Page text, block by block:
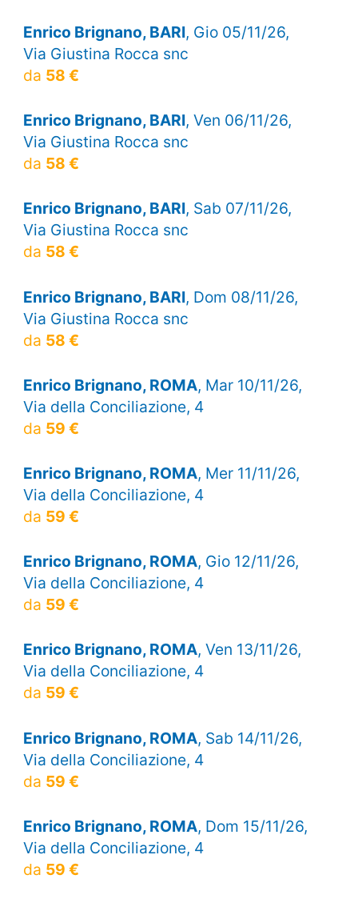
Enrico Brignano, BARI, Gio 05/11/26,
Via Giustina Rocca snc
da 58 €
Enrico Brignano, BARI, Ven 06/11/26,
Via Giustina Rocca snc
da 58 €
Enrico Brignano, BARI, Sab 07/11/26,
Via Giustina Rocca snc
da 58 €
Enrico Brignano, BARI, Dom 08/11/26,
Via Giustina Rocca snc
da 58 €
Enrico Brignano, ROMA, Mar 10/11/26,
Via della Conciliazione, 4
da 59 €
Enrico Brignano, ROMA, Mer 11/11/26,
Via della Conciliazione, 4
da 59 €
Enrico Brignano, ROMA, Gio 12/11/26,
Via della Conciliazione, 4
da 59 €
Enrico Brignano, ROMA, Ven 13/11/26,
Via della Conciliazione, 4
da 59 €
Enrico Brignano, ROMA, Sab 14/11/26,
Via della Conciliazione, 4
da 59 €
Enrico Brignano, ROMA, Dom 15/11/26,
Via della Conciliazione, 4
da 59 €